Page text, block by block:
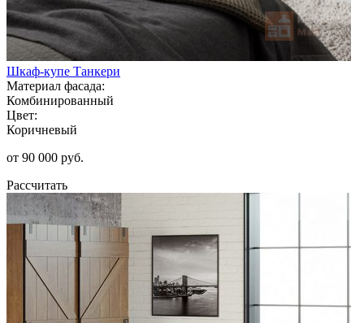
Шкаф-купе Танкери
Материал фасада:
Комбинированный
Цвет:
Коричневый
от 90 000 руб.
Рассчитать